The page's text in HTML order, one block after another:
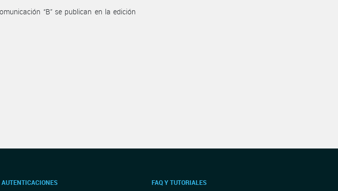
“B” se publican en la edición
AUTENTICACIONES FAQ Y TUTORIALES